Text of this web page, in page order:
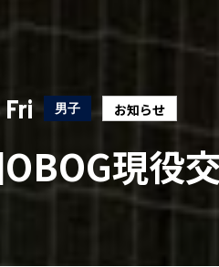
Fri 男子 お知らせ
現役